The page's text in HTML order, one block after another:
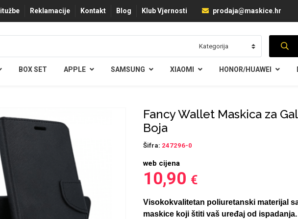
Reklamacije Kontakt Blog Klub Vjernosti prodaja@maskice.hr
BOX SET APPLE SAMSUNG XIAOMI HONOR/HUAWEI
Fancy Wallet Maskica za
Boja
Šifra: 247296-0
web cijena
10,90 €
Visokokvalitetan poliuretanski materijal
maskice koji štiti vaš uređaj od ispadanja.